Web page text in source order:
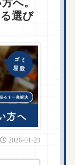
へ。
選び
2026-01-23